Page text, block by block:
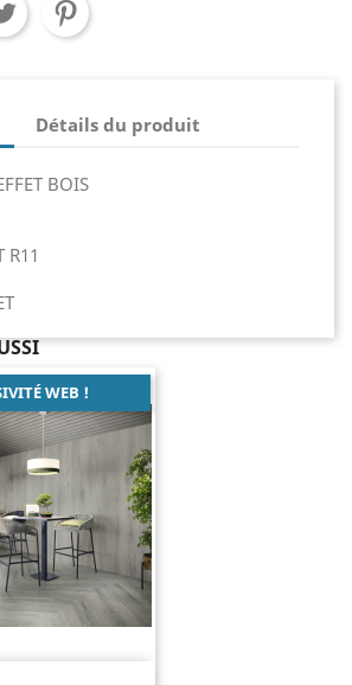
Détails du produit
BOIS
R11
WEB !